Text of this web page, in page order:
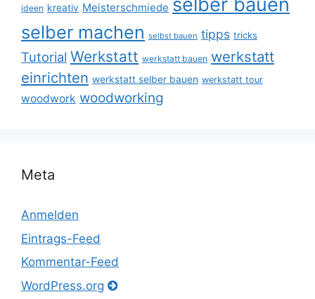
ideen kreativ Meisterschmiede selber bauen
selber machen selbst bauen tipps tricks
Tutorial Werkstatt werkstatt bauen werkstatt
einrichten werkstatt selber bauen werkstatt tour
woodwork woodworking
Meta
Anmelden
Eintrags-Feed
Kommentar-Feed
WordPress.org